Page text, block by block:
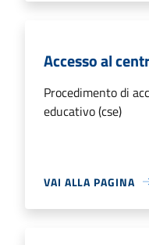
Accesso al
Procedimento di
educativo (cse)
VAI ALLA PAGINA